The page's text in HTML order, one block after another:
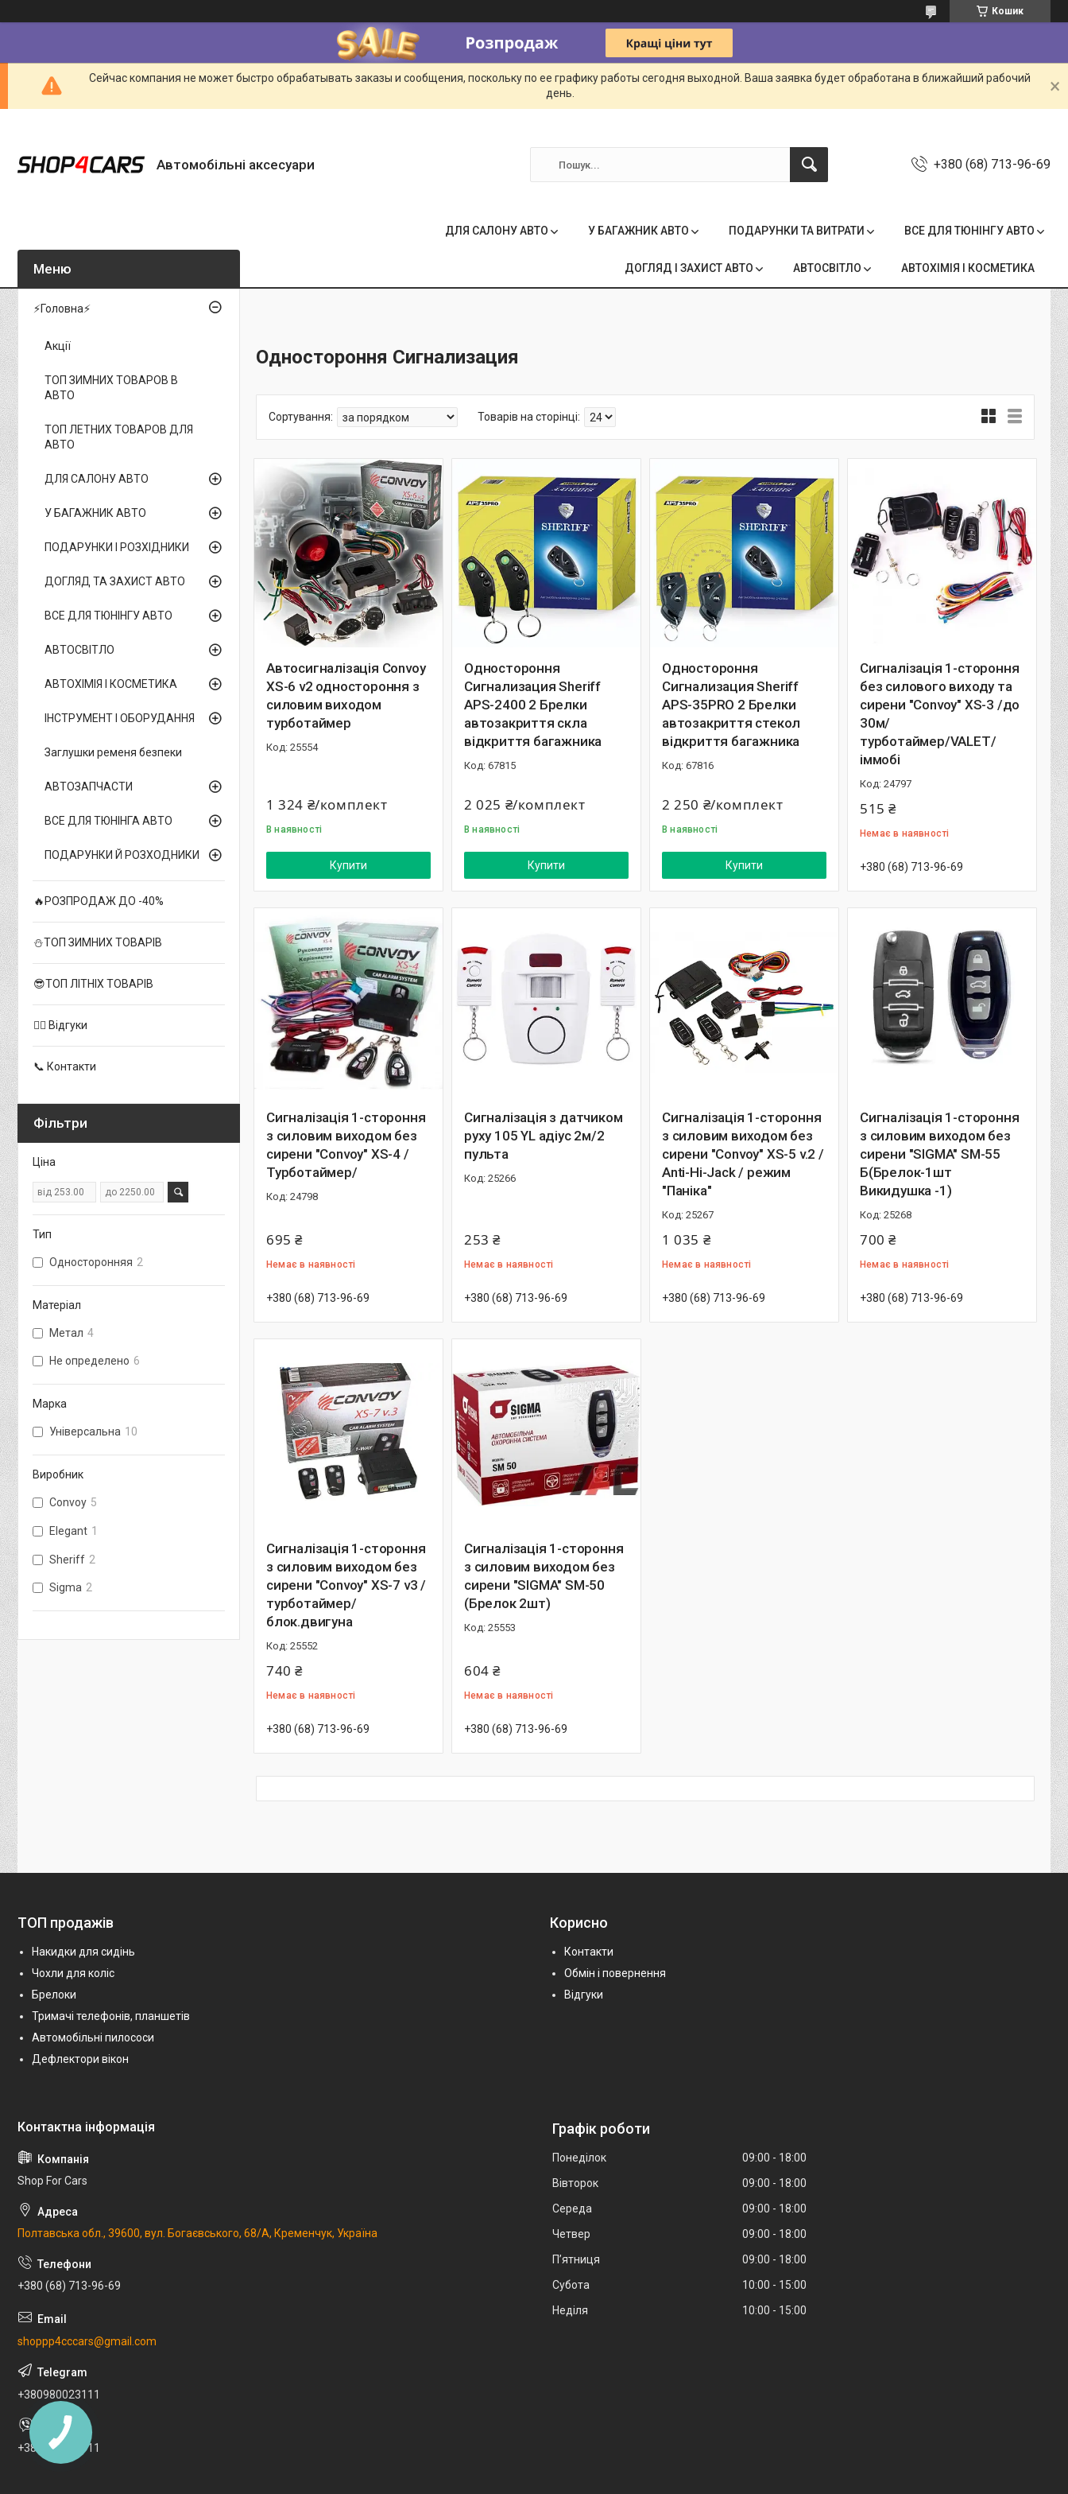
Кошик
Сейчас компания не может быстро обрабатывать заказы и сообщения, поскольку по ее графику работы сегодня выходной. Ваша заявка будет обработана в ближайший рабочий
день.
Автомобільні аксесуари +380 (68) 713-96-69
ДЛЯ САЛОНУ АВТО У БАГАЖНИК АВТО ПОДАРУНКИ ТА ВИТРАТИ ВСЕ ДЛЯ ТЮНІНГУ АВТО
ДОГЛЯД І ЗАХИСТ АВТО АВТОСВІТЛО АВТОХІМІЯ І КОСМЕТИКА
Одностороння Cигнализация
Автосигналізація Convoy
XS-6 v2 одностороння з
силовим виходом
турботаймер
25554
1 324 ₴/комплект
В наявності
Купити
Одностороння
Cигнализация Sheriff
APS-2400 2 Брелки
автозакриття скла
відкриття багажника
67815
2 025 ₴/комплект
В наявності
Купити
Одностороння
Cигнализация Sheriff
APS-35PRO 2 Брелки
автозакриття стекол
відкриття багажника
67816
2 250 ₴/комплект
В наявності
Купити
Сигналізація 1-стороння
без силового виходу та
сирени "Convoy" XS-3 /до
30м/
турботаймер/VALET/
іммобі
24797
515 ₴
Немає в наявності
+380 (68) 713-96-69
Сигналізація 1-стороння
з силовим виходом без
сирени "Convoy" XS-4 /
Турботаймер/
24798
695 ₴
Немає в наявності
+380 (68) 713-96-69
Сигналізація з датчиком
руху 105 YL адіус 2м/2
пульта
25266
253 ₴
Немає в наявності
+380 (68) 713-96-69
Сигналізація 1-стороння
з силовим виходом без
сирени "Convoy" XS-5 v.2 /
Anti-Hi-Jack / режим
"Паніка"
25267
1 035 ₴
Немає в наявності
+380 (68) 713-96-69
Сигналізація 1-стороння
з силовим виходом без
сирени "SIGMA" SM-55
Б(Брелок-1шт
Викидушка -1)
25268
700 ₴
Немає в наявності
+380 (68) 713-96-69
Сигналізація 1-стороння
з силовим виходом без
сирени "Convoy" XS-7 v3 /
турботаймер/
блок.двигуна
25552
740 ₴
Немає в наявності
+380 (68) 713-96-69
Сигналізація 1-стороння
з силовим виходом без
сирени "SIGMA" SM-50
(Брелок 2шт)
25553
604 ₴
Немає в наявності
+380 (68) 713-96-69
⚡Головна⚡
Акції
ТОП ЗИМНИХ ТОВАРОВ В
АВТО
ТОП ЛЕТНИХ ТОВАРОВ ДЛЯ
АВТО
ДЛЯ САЛОНУ АВТО
У БАГАЖНИК АВТО
ПОДАРУНКИ І РОЗХІДНИКИ
ДОГЛЯД ТА ЗАХИСТ АВТО
ВСЕ ДЛЯ ТЮНІНГУ АВТО
АВТОСВІТЛО
АВТОХІМІЯ І КОСМЕТИКА
ІНСТРУМЕНТ І ОБОРУДАННЯ
Заглушки ременя безпеки
АВТОЗАПЧАСТИ
ВСЕ ДЛЯ ТЮНІНГА АВТО
ПОДАРУНКИ Й РОЗХОДНИКИ
🔥РОЗПРОДАЖ ДО -40%
⛄ТОП ЗИМНИХ ТОВАРІВ
😎ТОП ЛІТНІХ ТОВАРІВ
✍🏻 Відгуки
📞 Контакти
Фільтри
Ціна
Тип
Односторонняя 2
Матеріал
Метал 4
Не определено 6
Марка
Універсальна 10
Виробник
Convoy 5
Elegant 1
Sheriff 2
Sigma 2
ТОП продажів
Накидки для сидінь
Чохли для коліс
Брелоки
Тримачі телефонів, планшетів
Автомобільні пилососи
Дефлектори вікон
Корисно
Контакти
Обмін і повернення
Відгуки
Shop For Cars
Полтавська обл., 39600, вул. Богаєвського, 68/А, Кременчук, Україна
+380 (68) 713-96-69
shoppp4cccars@gmail.com
+380980023111
+380980023111
Графік роботи
Понеділок 09:00
18:00
Вівторок
09:00
18:00
Середа
09:00
18:00
Четвер
09:00
18:00
Пʼятниця
09:00
18:00
Субота
10:00
15:00
Неділя
10:00 15:00